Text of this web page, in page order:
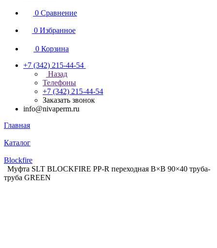
0 Сравнение
0 Избранное
0 Корзина
+7 (342) 215-44-54
Назад
Телефоны
+7 (342) 215-44-54
Заказать звонок
info@nivaperm.ru
Главная
Каталог
Blockfire
Муфта SLT BLOCKFIRE PP-R переходная В×В 90×40 труба-
труба GREEN